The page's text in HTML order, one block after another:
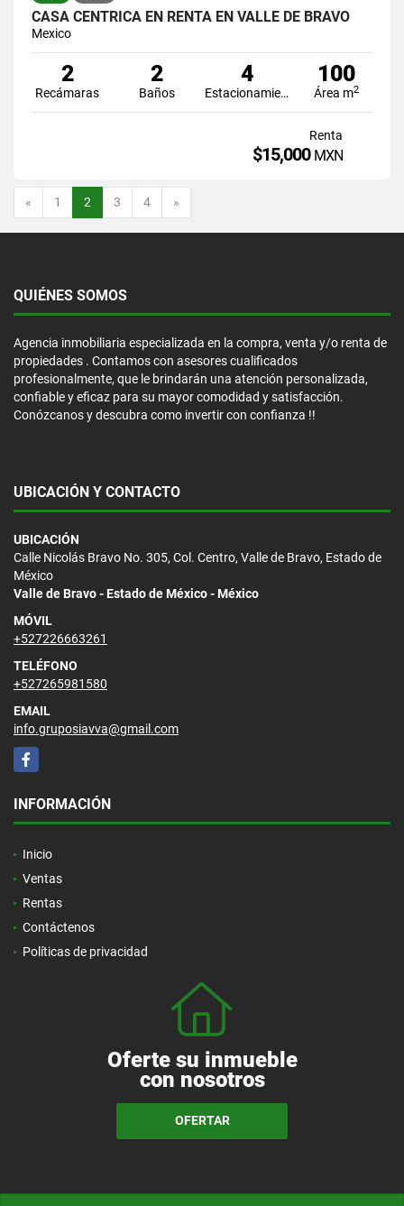
CASA CÉNTRICA EN RENTA EN VALLE DE BRAVO
Mexico
2
Recámaras
2
Baños
4
Estacionamiento
100
Área m2
Renta
$15,000 MXN
« Anterior
1 2 3 4 »
QUIÉNES SOMOS
Agencia inmobiliaria especializada en la compra, venta y/o renta de
propiedades . Contamos con asesores cualificados
profesionalmente, que le brindarán una atención personalizada,
confiable y eficaz para su mayor comodidad y satisfacción.
Conózcanos y descubra como invertir con confianza !!
UBICACIÓN Y CONTACTO
UBICACIÓN
Calle Nicolás Bravo No. 305, Col. Centro, Valle de Bravo, Estado de
México
Valle de Bravo - Estado de México - México
MÓVIL
+527226663261
TELÉFONO
+527265981580
EMAIL
info.gruposiavva@gmail.com
Facebook
INFORMACIÓN
Inicio
Ventas
Rentas
Contáctenos
Políticas de privacidad
Oferte su inmueble
con nosotros
OFERTAR